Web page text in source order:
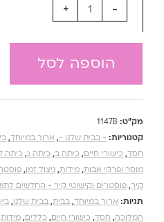
-
+
הוספה לסל
מק"ט: 1147B
קטגוריות: - בבית שלנו -, ארוך במיוחד,
חסד, כישורי חיים, כיתה ב, כיתה ג, כיתה
מוסר ופרקי אבות, מידות, ניצול זמן,
קיר, פוסטרים וקישוטי קיר - החדשים
תגיות: ארוך במיוחד, בבית, בבית שלנו,
המלוכה, חסד, כישורי חיים, כללים, מידות